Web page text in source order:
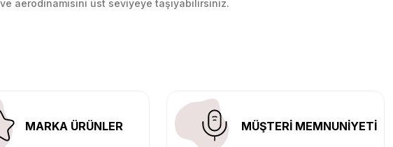
ve aerodinamisini üst seviyeye taşıyabilirsiniz.
MARKA ÜRÜNLER MÜŞTERİ MEMNUNİYETİ